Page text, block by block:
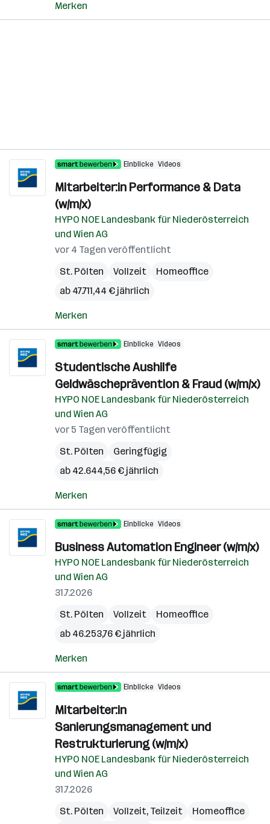
Merken
Einblicke Videos
Mitarbeiter:in Performance & Data
(w/m/x)
HYPO NOE Landesbank für Niederösterreich
und Wien AG
vor 4 Tagen veröffentlicht
St. Pölten
Vollzeit
Homeoffice
ab 47.711,44 € jährlich
Merken
Einblicke Videos
Studentische Aushilfe
Geldwäscheprävention & Fraud (w/m/x)
HYPO NOE Landesbank für Niederösterreich
und Wien AG
vor 5 Tagen veröffentlicht
St. Pölten
Geringfügig
ab 42.644,56 € jährlich
Merken
Einblicke Videos
Business Automation Engineer (w/m/x)
HYPO NOE Landesbank für Niederösterreich
und Wien AG
31.7.2026
St. Pölten
Vollzeit
Homeoffice
ab 46.253,76 € jährlich
Merken
Einblicke Videos
Mitarbeiter:in
Sanierungsmanagement und
Restrukturierung (w/m/x)
HYPO NOE Landesbank für Niederösterreich
und Wien AG
31.7.2026
St. Pölten
Vollzeit, Teilzeit
Homeoffice